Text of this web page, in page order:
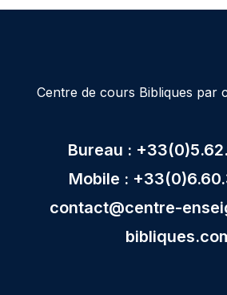
Centre de cours Bibliques par
Bureau :
Mobile :
contact@centre-